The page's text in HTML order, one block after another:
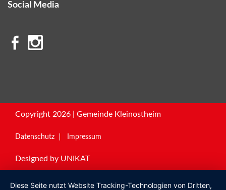
Social Media
Copyright 2026 | Gemeinde Kleinostheim
Datenschutz Impressum
Designed by UNIKAT
Diese Seite nutzt Website Tracking-Technologien von Dritten,